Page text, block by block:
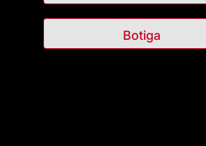
Botiga